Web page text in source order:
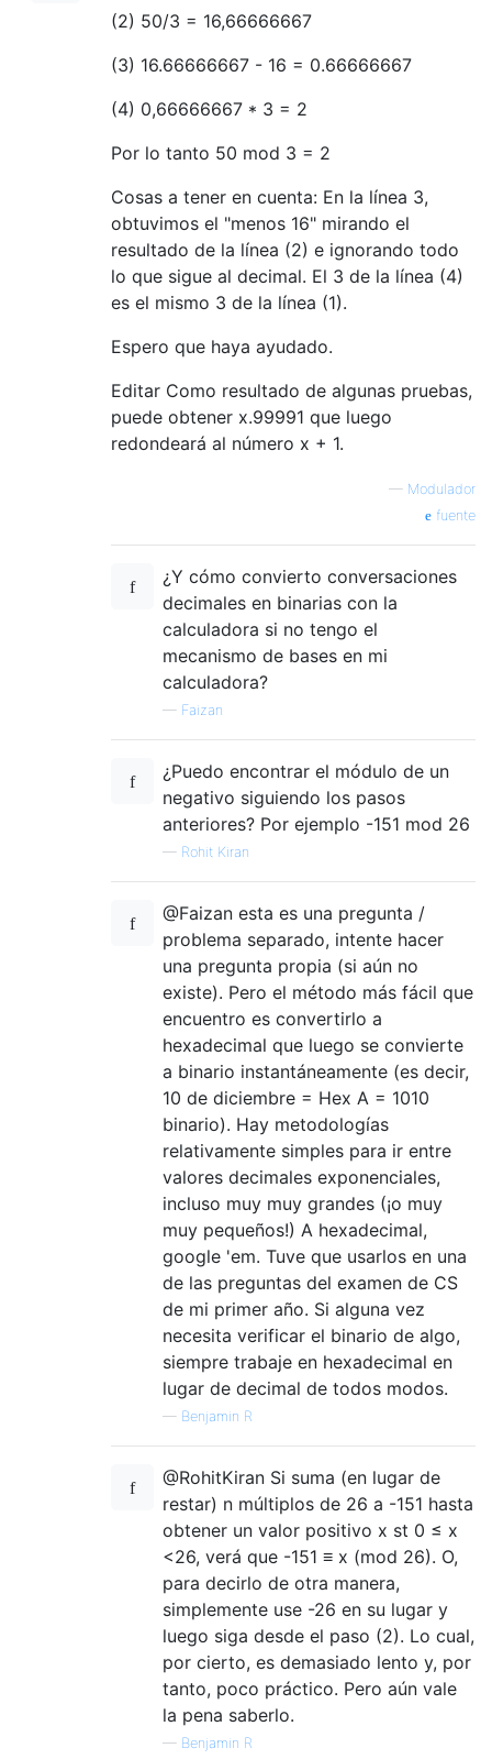
(2) 50/3 = 16,66666667
(3) 16.66666667 - 16 = 0.66666667
(4) 0,66666667 * 3 = 2
Por lo tanto 50 mod 3 = 2
Cosas a tener en cuenta: En la línea 3,
obtuvimos el "menos 16" mirando el
resultado de la línea (2) e ignorando todo
lo que sigue al decimal. El 3 de la línea (4)
es el mismo 3 de la línea (1).
Espero que haya ayudado.
Editar Como resultado de algunas pruebas,
puede obtener x.99991 que luego
redondeará al número x + 1.
— Modulador
fuente
¿Y cómo convierto conversaciones
decimales en binarias con la
calculadora si no tengo el
mecanismo de bases en mi
calculadora?
— Faizan
¿Puedo encontrar el módulo de un
negativo siguiendo los pasos
anteriores? Por ejemplo -151 mod 26
— Rohit Kiran
@Faizan esta es una pregunta /
problema separado, intente hacer
una pregunta propia (si aún no
existe). Pero el método más fácil que
encuentro es convertirlo a
hexadecimal que luego se convierte
a binario instantáneamente (es decir,
10 de diciembre = Hex A = 1010
binario). Hay metodologías
relativamente simples para ir entre
valores decimales exponenciales,
incluso muy muy grandes (¡o muy
muy pequeños!) A hexadecimal,
google 'em. Tuve que usarlos en una
de las preguntas del examen de CS
de mi primer año. Si alguna vez
necesita verificar el binario de algo,
siempre trabaje en hexadecimal en
lugar de decimal de todos modos.
— Benjamin R
@RohitKiran Si suma (en lugar de
restar) n múltiplos de 26 a -151 hasta
obtener un valor positivo x st 0 ≤ x
<26, verá que -151 ≡ x (mod 26). O,
para decirlo de otra manera,
simplemente use -26 en su lugar y
luego siga desde el paso (2). Lo cual,
por cierto, es demasiado lento y, por
tanto, poco práctico. Pero aún vale
la pena saberlo.
— Benjamin R